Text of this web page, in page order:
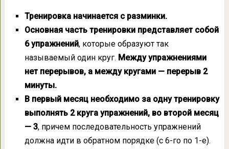
Тренировка начинается с разминки.
Основная часть тренировки представляет собой
6 упражнений, которые образуют так
называемый один круг. Между упражнениями
нет перерывов, а между кругами — перерыв 2
минуты.
В первый месяц необходимо за одну тренировку
выполнять 2 круга упражнений, во второй месяц
— 3, причем последовательность упражнений
должна идти в обратном порядке (с 6-го по 1-е).